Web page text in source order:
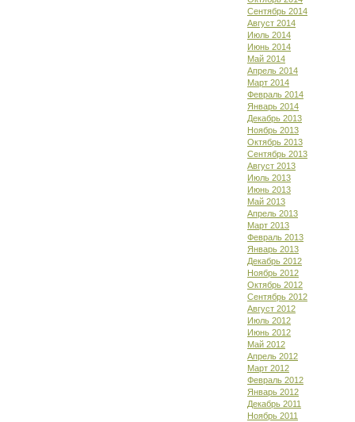
Сентябрь 2014
Август 2014
Июль 2014
Июнь 2014
Май 2014
Апрель 2014
Март 2014
Февраль 2014
Январь 2014
Декабрь 2013
Ноябрь 2013
Октябрь 2013
Сентябрь 2013
Август 2013
Июль 2013
Июнь 2013
Май 2013
Апрель 2013
Март 2013
Февраль 2013
Январь 2013
Декабрь 2012
Ноябрь 2012
Октябрь 2012
Сентябрь 2012
Август 2012
Июль 2012
Июнь 2012
Май 2012
Апрель 2012
Март 2012
Февраль 2012
Январь 2012
Декабрь 2011
Ноябрь 2011